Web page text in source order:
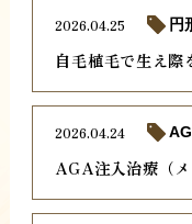
自毛植毛で生え際
2026.04.25 円
AGA注入治療（
2026.04.24